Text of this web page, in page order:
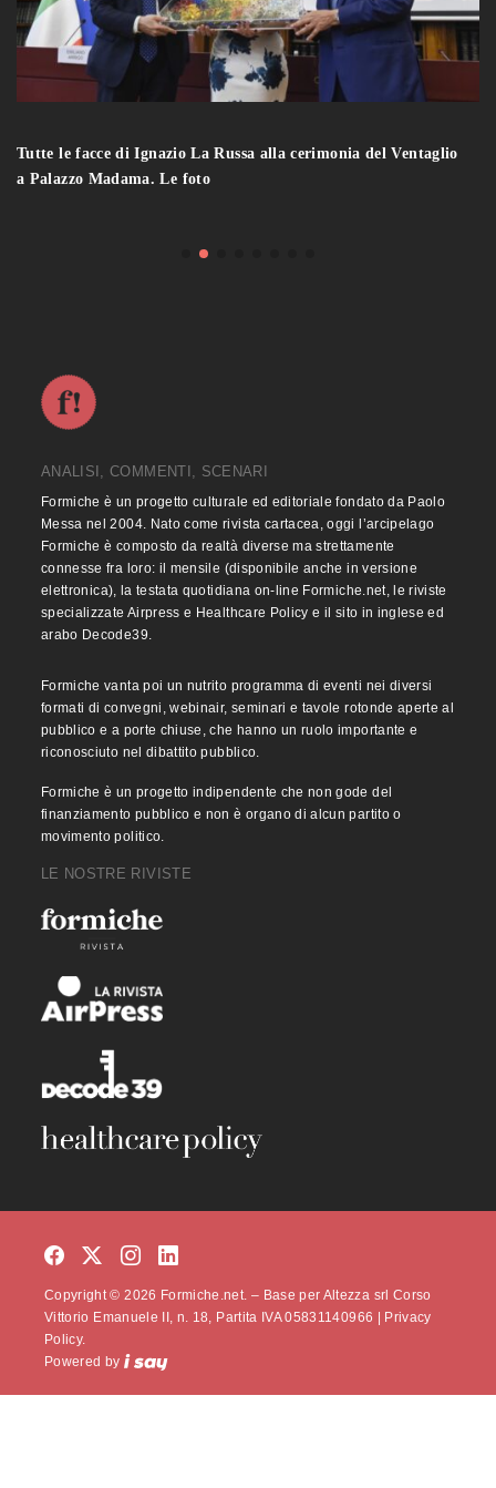
Tutte le facce di Ignazio La Russa alla cerimonia del Ventaglio
a Palazzo Madama. Le foto
ANALISI, COMMENTI, SCENARI
Formiche è un progetto culturale ed editoriale fondato da Paolo
Messa nel 2004. Nato come rivista cartacea, oggi l’arcipelago
Formiche è composto da realtà diverse ma strettamente
connesse fra loro: il mensile (disponibile anche in versione
elettronica), la testata quotidiana on-line Formiche.net, le riviste
specializzate Airpress e Healthcare Policy e il sito in inglese ed
arabo Decode39.
Formiche vanta poi un nutrito programma di eventi nei diversi
formati di convegni, webinair, seminari e tavole rotonde aperte al
pubblico e a porte chiuse, che hanno un ruolo importante e
riconosciuto nel dibattito pubblico.
Formiche è un progetto indipendente che non gode del
finanziamento pubblico e non è organo di alcun partito o
movimento politico.
LE NOSTRE RIVISTE
Copyright © 2026 Formiche.net. – Base per Altezza srl Corso
Vittorio Emanuele II, n. 18, Partita IVA 05831140966 | Privacy
Policy.
Powered by